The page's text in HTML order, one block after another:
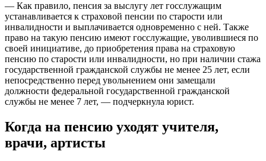
— Как правило, пенсия за выслугу лет госслужащим
устанавливается к страховой пенсии по старости или
инвалидности и выплачивается одновременно с ней. Также
право на такую пенсию имеют госслужащие, уволившиеся по
своей инициативе, до приобретения права на страховую
пенсию по старости или инвалидности, но при наличии стажа
государственной гражданской службы не менее 25 лет, если
непосредственно перед увольнением они замещали
должности федеральной государственной гражданской
службы не менее 7 лет, — подчеркнула юрист.
Когда на пенсию уходят учителя,
врачи, артисты